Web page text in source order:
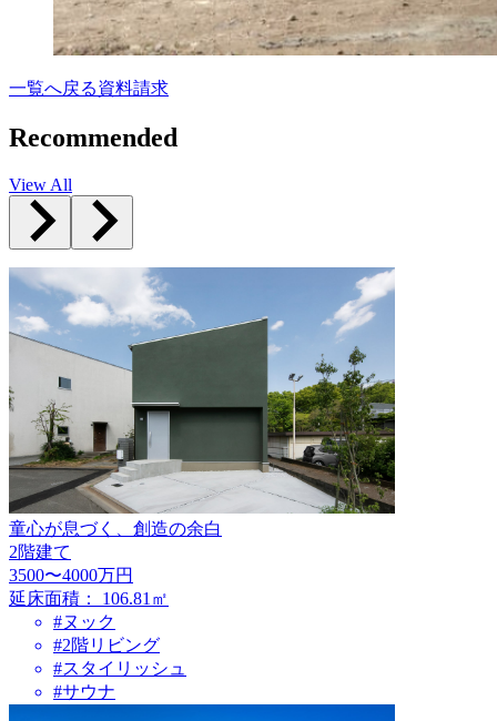
一覧へ戻る資料請求
Recommended
View All
童心が息づく、創造の余白
2階建て
3500〜4000万円
延床面積：
106.81㎡
#ヌック
#2階リビング
#スタイリッシュ
#サウナ